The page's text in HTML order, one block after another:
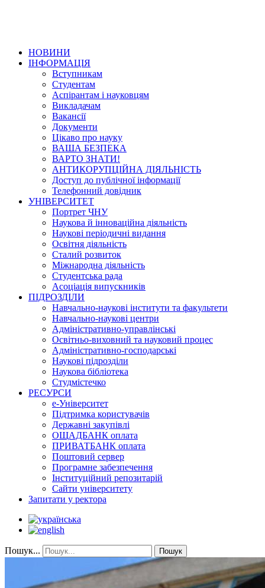
НОВИНИ
ІНФОРМАЦІЯ
Вступникам
Студентам
Аспірантам і науковцям
Викладачам
Вакансії
Документи
Цікаво про науку
ВАША БЕЗПЕКА
ВАРТО ЗНАТИ!
АНТИКОРУПЦІЙНА ДІЯЛЬНІСТЬ
Доступ до публічної інформації
Телефонний довідник
УНІВЕРСИТЕТ
Портрет ЧНУ
Наукова й інноваційна діяльність
Наукові періодичні видання
Освітня діяльність
Сталий розвиток
Міжнародна діяльність
Студентська рада
Асоціація випускників
ПІДРОЗДІЛИ
Навчально-наукові інститути та факультети
Навчально-наукові центри
Адміністративно-управлінські
Освітньо-виховний та науковий процес
Адміністративно-господарські
Наукові підрозділи
Наукова бібліотека
Студмістечко
РЕСУРСИ
е-Університет
Підтримка користувачів
Державні закупівлі
ОЩАДБАНК оплата
ПРИВАТБАНК оплата
Поштовий сервер
Програмне забезпечення
Інституційний репозитарій
Сайти університету
Запитати у ректора
Пошук... Пошук